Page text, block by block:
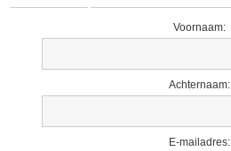
Voornaam:
Achternaam:
E-mailadres: